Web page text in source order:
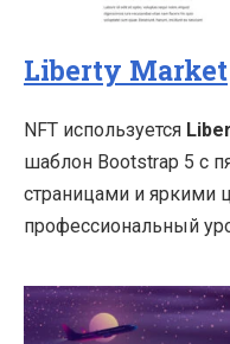
Liberty Market
NFT используется
шаблон Bootstrap 5 с
страницами и яркими
профессиональный